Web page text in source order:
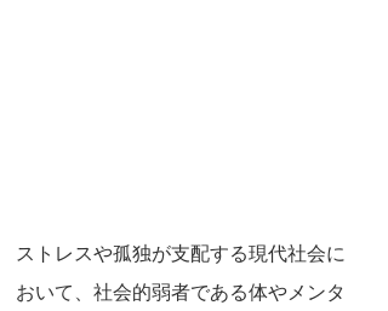
ストレスや孤独が支配する現代社会に
おいて、社会的弱者である体やメンタ